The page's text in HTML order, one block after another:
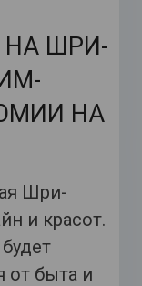
НА ШРИ-
НА
Шри-
и красот.
от быта и